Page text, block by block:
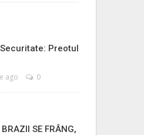
Preotul
ago 0
SE FRÂNG,